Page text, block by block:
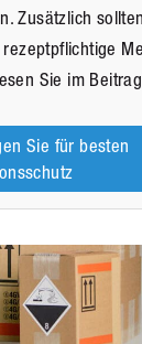
Zusätzlich
Sie im
Sie für besten